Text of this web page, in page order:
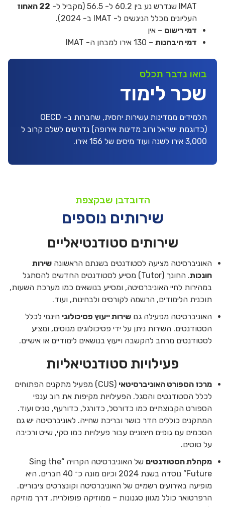
IMAT שנדרש נע בין 60.2 ל- 56.5 (מקביל ל-
22 האחוז
העליונים מכלל הניגשים ל- IMAT ב- 2024).
דמי רישום – אין
דמי היבחנות – 130 אירו למבחן ה- IMAT
בואו נדבר תכלס
שכר לימוד
תלמידים ממדינות עשירות יחסית, שחברות ב- OECD
(כדוגמת ישראל ורוב מדינות אירופה) נדרשים לשלם קרוב ל
3,000 אירו לשנה ועוד מיסים של 156 אירו.
הדובדבן שבקצפת
שירותים נוספים
שירותים סטודנטיאליים
האוניברסיטה מציעה לסטודנטים בשנתם הראשונה שירות
חונכות
. החונך (Tutor) מסייע לסטודנטים החדשים להסתגל
במהירות לחיי האוניברסיטה, ומסייע בנושאים כמו מערכת השעות,
תוכנית הלימודים, הרשמה לקורסים ולבחינות, ועוד.
האוניברסיטה מפעילה גם שירות ייעוץ פסיכולוגי חינמי לכלל
הסטודנטים. השירות ניתן על ידי פסיכולוגים מנוסים, ומציע
לסטודנטים מרחב להקשבה וייעוץ בנושאים לימודיים או אישיים.
פעילויות סטודנטיאליות
מרכז הספורט האוניברסיטאי
(CUS) מפעיל מתקנים הפתוחים
לכלל הסטודנטים והסגל. הפעילויות מקיפות את רוב ענפי
הספורט הקבוצתיים כמו כדורסל, כדורגל, כדורעף, טניס ועוד.
המתקנים כוללים חדר כושר ובריכת שחייה. לאוניברסיטה יש גם
הסכמים עם גופים חיצוניים עבור פעילויות כמו סקי, שייט ורכיבה
על סוסים.
מקהלת הסטודנטים
של האוניברסיטה הקרויה “Sing the
Future” נוסדה בשנת 2024 וכיום מונה כ־ 40 חברים. היא
מופיעה באירועים רשמיים של האוניברסיטה וקונצרטים ציבוריים.
הרפרטואר כולל מגוון סגנונות – ממוזיקה פופולרית, דרך מוזיקה